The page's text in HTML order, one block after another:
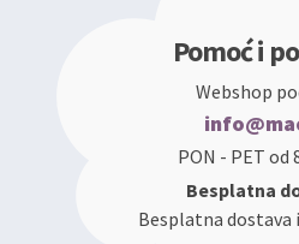
Pomoć i
Webshop
PON - PET od
Besplatna
Besplatna dostava